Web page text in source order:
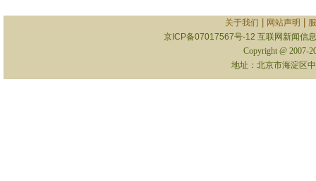
关于我们 网站声明
京ICP备07017567号-12 互联网新闻信
Copyright @ 2007-
地址：北京市海淀区